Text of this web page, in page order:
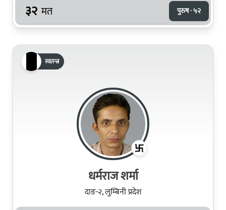
३२ मत पुरुष · ५२
स्वतन्त्र
धर्मराज शर्मा
दाङ-२, लुम्बिनी प्रदेश